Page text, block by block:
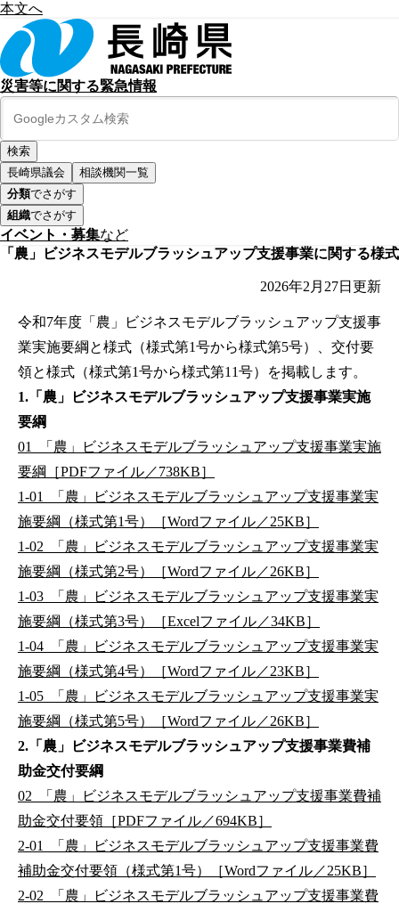
本文へ
災害等に関する緊急情報
長崎県議会
相談機関一覧
分類でさがす
組織でさがす
イベント・募集など
「農」ビジネスモデルブラッシュアップ支援事業に関する様式
2026年2月27日 更新
令和7年度「農」ビジネスモデルブラッシュアップ支援事
業実施要綱と様式（様式第1号から様式第5号）、交付要
領と様式（様式第1号から様式第11号）を掲載します。
1.「農」ビジネスモデルブラッシュアップ支援事業実施
要綱
01_「農」ビジネスモデルブラッシュアップ支援事業実施
要綱［PDFファイル／738KB］
1-01_「農」ビジネスモデルブラッシュアップ支援事業実
施要綱（様式第1号）［Wordファイル／25KB］
1-02_「農」ビジネスモデルブラッシュアップ支援事業実
施要綱（様式第2号）［Wordファイル／26KB］
1-03_「農」ビジネスモデルブラッシュアップ支援事業実
施要綱（様式第3号）［Excelファイル／34KB］
1-04_「農」ビジネスモデルブラッシュアップ支援事業実
施要綱（様式第4号）［Wordファイル／23KB］
1-05_「農」ビジネスモデルブラッシュアップ支援事業実
施要綱（様式第5号）［Wordファイル／26KB］
2.「農」ビジネスモデルブラッシュアップ支援事業費補
助金交付要綱
02_「農」ビジネスモデルブラッシュアップ支援事業費補
助金交付要領［PDFファイル／694KB］
2-01_「農」ビジネスモデルブラッシュアップ支援事業費
補助金交付要領（様式第1号）［Wordファイル／25KB］
2-02_「農」ビジネスモデルブラッシュアップ支援事業費